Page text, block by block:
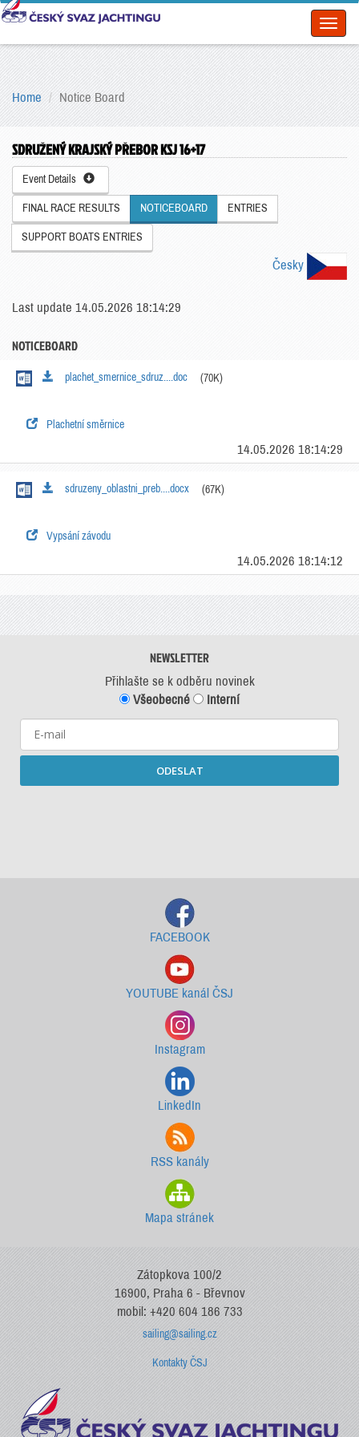
Home Notice Board
SDRUŽENÝ KRAJSKÝ PŘEBOR KSJ 16+17
Event Details
FINAL RACE RESULTS NOTICEBOARD ENTRIES
SUPPORT BOATS ENTRIES
Česky
Last update 14.05.2026 18:14:29
NOTICEBOARD
plachet_smernice_sdruz....doc (70K)
Plachetní směrnice
14.05.2026 18:14:29
sdruzeny_oblastni_preb....docx (67K)
Vypsání závodu
14.05.2026 18:14:12
NEWSLETTER
Přihlašte se k odběru novinek
Všeobecné
Interní
ODESLAT
FACEBOOK
YOUTUBE kanál ČSJ
Instagram
LinkedIn
RSS kanály
Mapa stránek
Zátopkova 100/2
16900, Praha 6 - Břevnov
mobil: +420 604 186 733
sailing@sailing.cz
Kontakty ČSJ